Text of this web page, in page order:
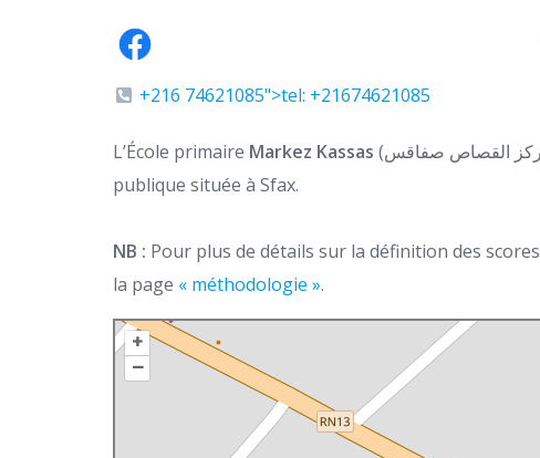
+216 74621085">tel: +21674621085
L’École primaire Markez Kassas (المدرسة الإبتدائية مركز القصاص صفاقس) est une école primaire
publique située à Sfax.
NB : Pour plus de détails sur la définition des scores
la page « méthodologie ».
+
–